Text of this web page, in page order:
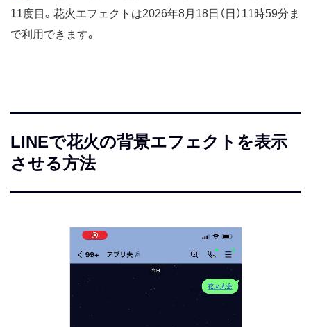
11度目。花火エフェクトは2026年8月18日（日）11時59分ま
で利用できます。
LINEで花火の背景エフェクトを表示
させる方法